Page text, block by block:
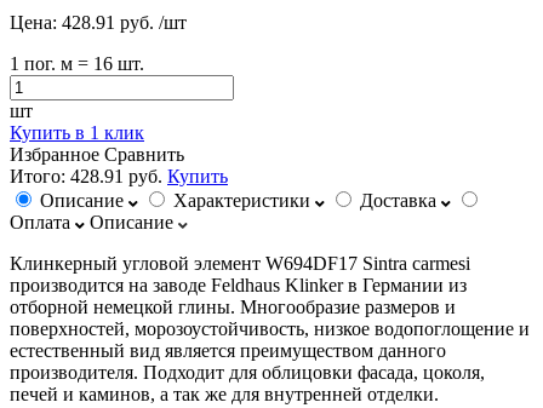
Цена: 428.91 руб. /шт
1 пог. м = 16 шт.
шт
Купить в 1 клик
Избранное Сравнить
Итого: 428.91 руб. Купить
Описание
Характеристики
Доставка
Оплата
Описание
Клинкерный угловой элемент W694DF17 Sintra carmesi
производится на заводе Feldhaus Klinker в Германии из
отборной немецкой глины. Многообразие размеров и
поверхностей, морозоустойчивость, низкое водопоглощение и
естественный вид является преимуществом данного
производителя. Подходит для облицовки фасада, цоколя,
печей и каминов, а так же для внутренней отделки.